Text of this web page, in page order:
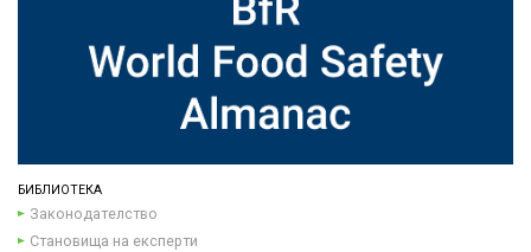
БИБЛИОТЕКА
Законодателство
Становища на експерти